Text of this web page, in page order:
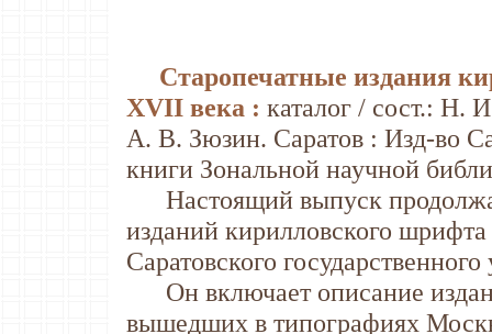
Старопечатные издания
ХVII века : каталог / сост.: Н.
А. В. Зюзин. Саратов : Изд-во
книги Зональной научной
Настоящий выпуск
изданий кирилловского
Саратовского
Он включает описание
вышедших в типографиях